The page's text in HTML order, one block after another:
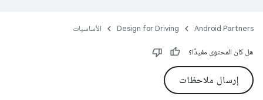
Android Partners
Design for Driving الأساسيات
هل كان المحتوى مفيدًا؟
إرسال ملاحظات